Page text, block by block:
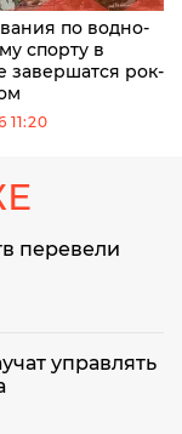
по водно-
спорту в
рок-
11:20
перевели
управлять